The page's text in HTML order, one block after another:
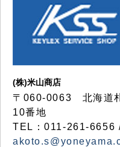
(株)米山商店
〒060-0063 北海道
10番地
TEL：011-261-6656